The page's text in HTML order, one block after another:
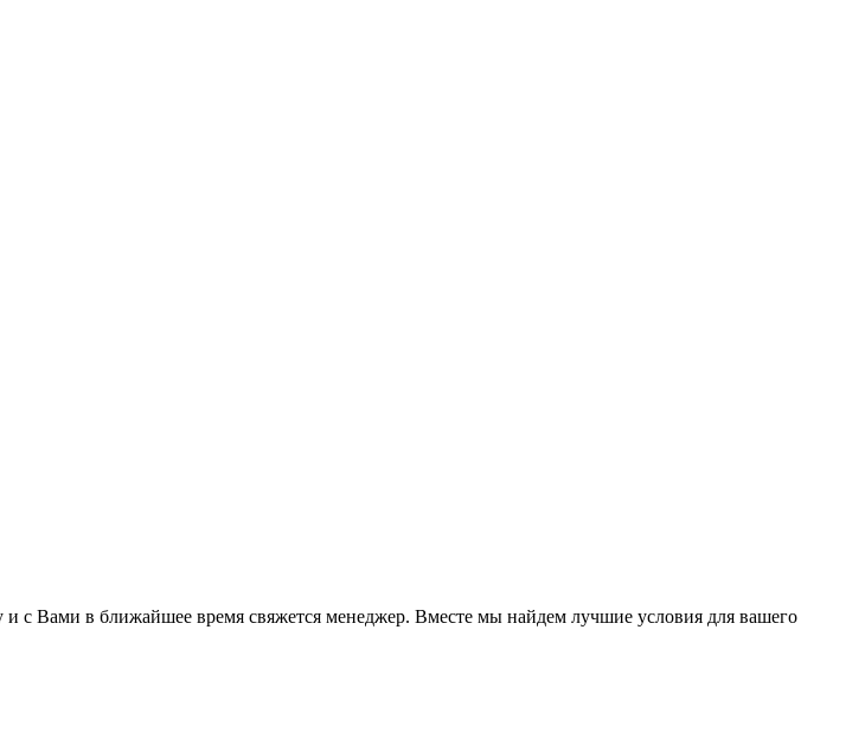
с Вами в ближайшее время свяжется менеджер. Вместе мы найдем лучшие условия для вашего